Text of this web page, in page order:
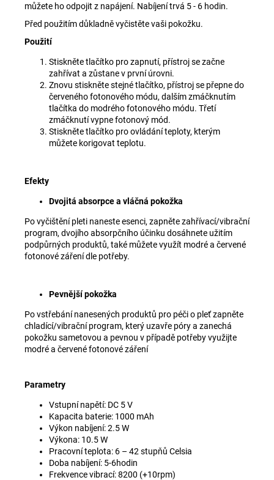
můžete ho odpojit z napájení. Nabíjení trvá 5 - 6 hodin.
Před použitím důkladně vyčistěte vaši pokožku.
Použití
Stiskněte tlačítko pro zapnutí, přístroj se začne
zahřívat a zůstane v první úrovni.
Znovu stiskněte stejné tlačítko, přístroj se přepne do
červeného fotonového módu, dalším zmáčknutím
tlačítka do modrého fotonového módu. Třetí
zmáčknutí vypne fotonový mód.
Stiskněte tlačítko pro ovládání teploty, kterým
můžete korigovat teplotu.
Efekty
Dvojitá absorpce a vláčná pokožka
Po vyčištění pleti naneste esenci, zapněte zahřívací/vibrační
program, dvojího absorpčního účinku dosáhnete užitím
podpůrných produktů, také můžete využít modré a červené
fotonové záření dle potřeby.
Pevnější pokožka
Po vstřebání nanesených produktů pro péči o pleť zapněte
chladící/vibrační program, který uzavře póry a zanechá
pokožku sametovou a pevnou v případě potřeby využijte
modré a červené fotonové záření
Parametry
Vstupní napětí: DC 5 V
Kapacita baterie: 1000 mAh
Výkon nabíjení: 2.5 W
Výkona: 10.5 W
Pracovní teplota: 6 – 42 stupňů Celsia
Doba nabíjení: 5-6hodin
Frekvence vibrací: 8200 (+10rpm)